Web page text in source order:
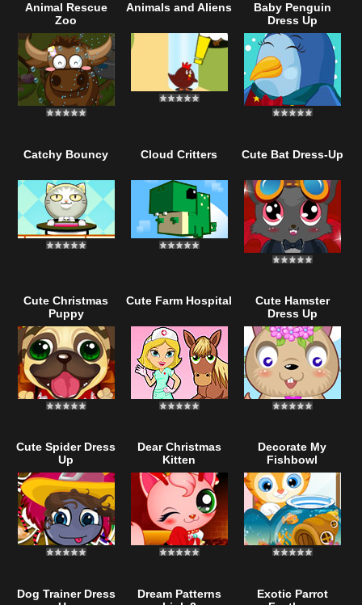
Animal Rescue
Zoo
Animals and Aliens
Baby Penguin
Dress Up
Catchy Bouncy Cloud Critters Cute Bat Dress-Up
Cute Christmas
Puppy
Cute Farm Hospital
Cute Hamster
Dress Up
Cute Spider Dress
Up
Dear Christmas
Kitten
Decorate My
Fishbowl
Dog Trainer Dress
Dream Patterns
Exotic Parrot